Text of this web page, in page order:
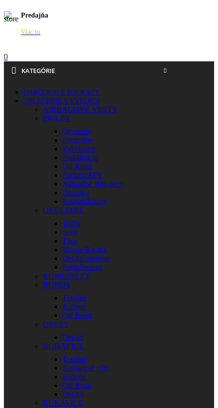
Predajňa
Viac tu
0
KATEGÓRIE
DARČEKOVÉ POUKAZY
OBLEČENIE A VÝSTROJ
AIRBAGOVÉ VESTY
PRILBY
Otvorené
Integrálne
Vyklápacie
Preklápacie
Off Road
Enduro/ATV
Náhradné sklá-plexi
Doplnky
Komunikátory
OKULIARE
100%
Scott
Thor
Moose Racing
Detské okuliare
Príslušenstvo
KOMBINÉZY
BUNDY
Textilné
Kožené
Off Road
DRESY
Detské
NOHAVICE
Textilné
Kevlarové rifle
Kožené
Off Road
Detské
RUKAVICE